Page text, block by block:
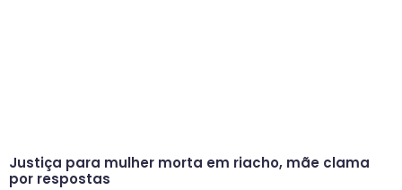
Justiça para mulher morta em riacho, mãe clama
por respostas